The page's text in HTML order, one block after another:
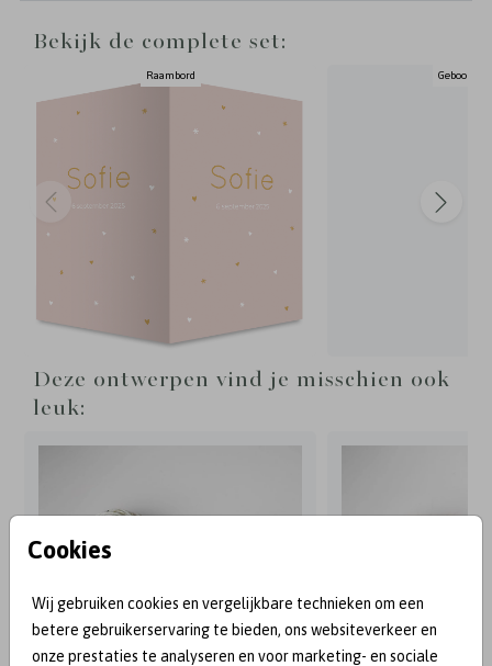
Cookies
Wij gebruiken cookies en vergelijkbare technieken om een
betere gebruikerservaring te bieden, ons websiteverkeer en
onze prestaties te analyseren en voor marketing- en sociale
Bekijk de complete set:
Raambord
Deze ontwerpen vind je misschien ook
leuk: